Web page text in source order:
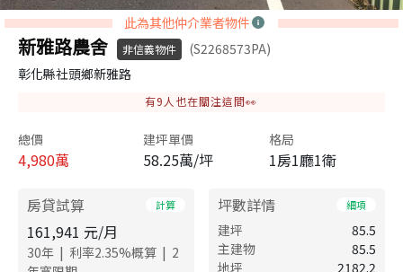
此為其他仲介業者物件
新雅路農舍 非信義物件
(S2268573PA)
彰化縣社頭鄉新雅路
有9 人也在關注這間👀
總價
4,980萬
建坪單價
58.25萬/坪
格局
1房1廳1衛
房貸試算 計算
161,941 元/月
30年 | 利率2.35%概算 | 2
坪數詳情 細項
建坪
85.5
主建物
85.5
地坪
2182.2